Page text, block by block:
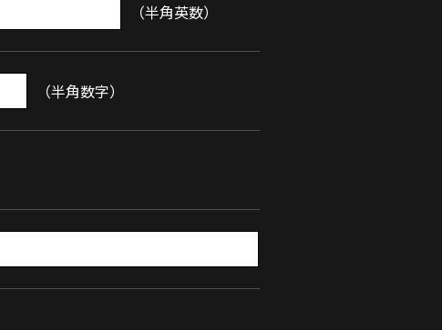
（半角英数）
（半角数字）